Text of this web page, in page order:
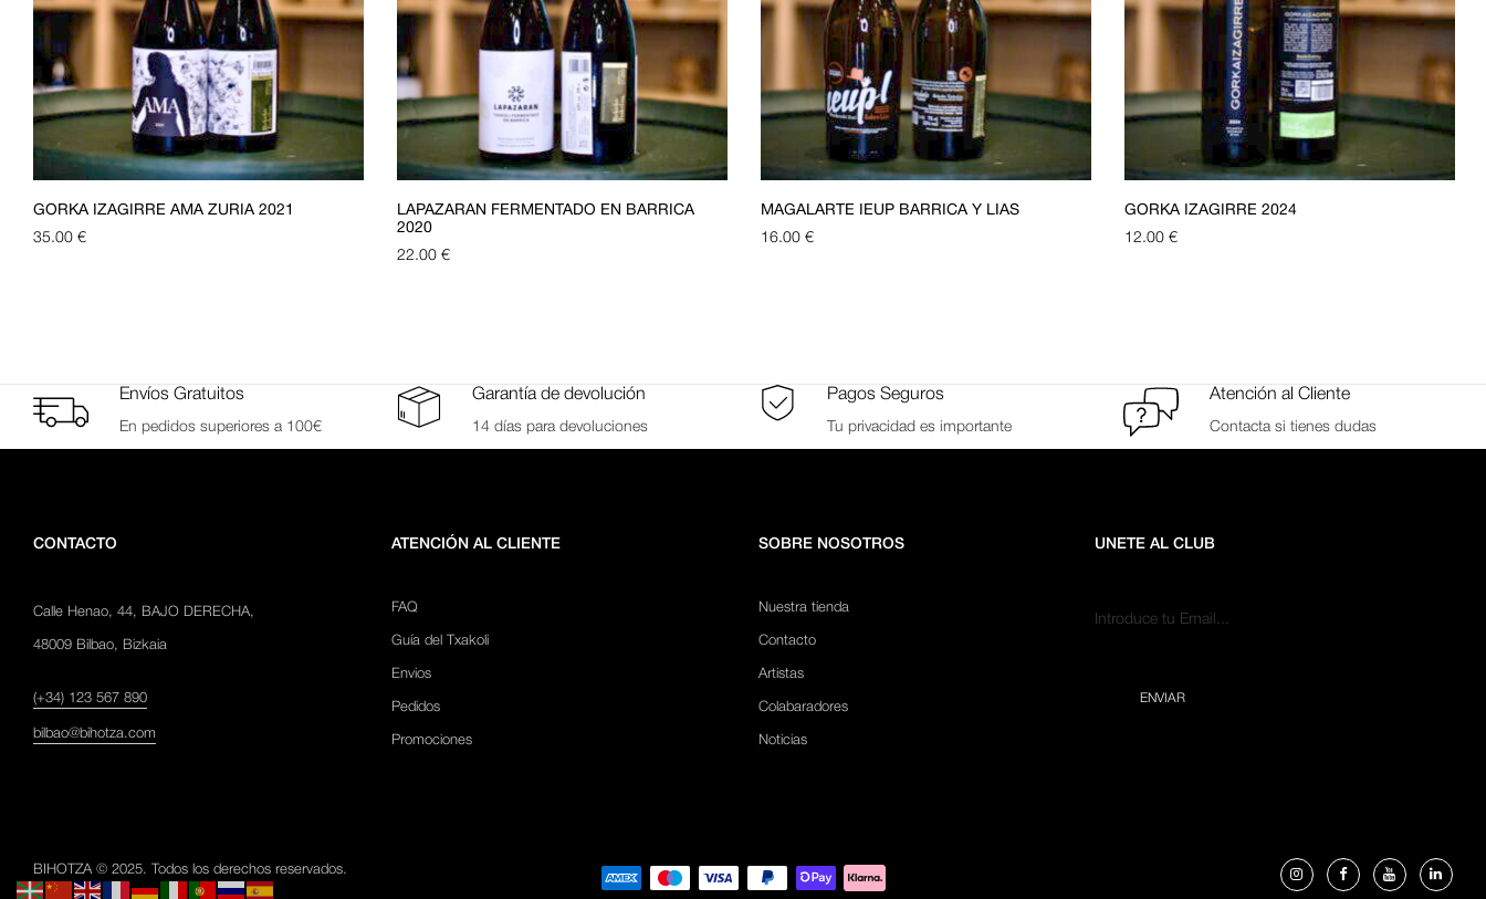
GORKA IZAGIRRE AMA ZURIA 2021
35.00 €
LAPAZARAN FERMENTADO EN BARRICA
2020
22.00 €
MAGALARTE IEUP BARRICA Y LÍAS
16.00 €
GORKA IZAGIRRE 2024
12.00 €
Envíos Gratuitos
En pedidos superiores a 100€
Garantía de devolución
14 días para devoluciones
Pagos Seguros
Tu privacidad es importante
Atención al Cliente
Contacta si tienes dudas
CONTACTO
Calle Henao, 44, BAJO DERECHA,
48009 Bilbao, Bizkaia
(+34) 123 567 890
bilbao@bihotza.com
ATENCIÓN AL CLIENTE
FAQ
Guía del Txakoli
Envios
Pedidos
Promociones
SOBRE NOSOTROS
Nuestra tienda
Contacto
Artistas
Colabaradores
Noticias
UNETE AL CLUB
BIHOTZA © 2025. Todos los derechos reservados.